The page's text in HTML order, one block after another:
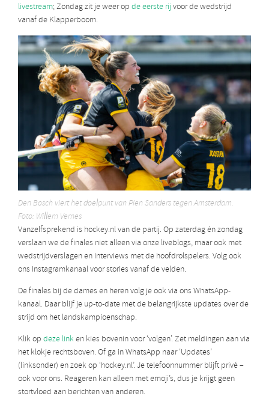
livestream; Zondag zit je weer op de eerste rij voor de wedstrijd
vanaf de Klapperboom.
Den Bosch viert het doelpunt van Pien Sanders tegen Amsterdam.
Foto: Willem Vernes
Vanzelfsprekend is hockey.nl van de partij. Op zaterdag én zondag
verslaan we de finales niet alleen via onze liveblogs, maar ook met
wedstrijdverslagen en interviews met de hoofdrolspelers. Volg ook
ons Instagramkanaal voor stories vanaf de velden.
De finales bij de dames en heren volg je ook via ons WhatsApp-
kanaal. Daar blijf je up-to-date met de belangrijkste updates over de
strijd om het landskampioenschap.
Klik op deze link en kies bovenin voor ‘volgen’. Zet meldingen aan via
het klokje rechtsboven. Of ga in WhatsApp naar ‘Updates’
(linksonder) en zoek op ‘hockey.nl’. Je telefoonnummer blijft privé –
ook voor ons. Reageren kan alleen met emoji’s, dus je krijgt geen
stortvloed aan berichten van anderen.